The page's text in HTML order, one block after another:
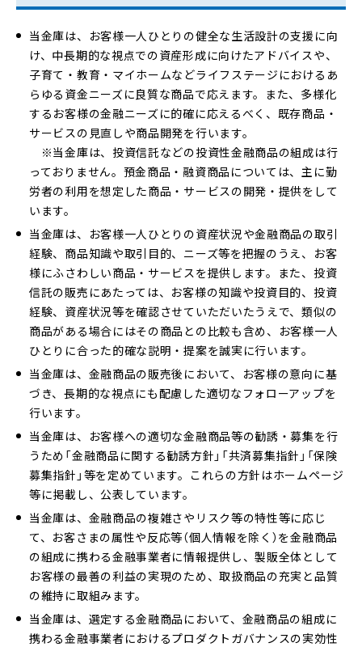
当金庫は、お客様一人ひとりの健全な生活設計の支援に向
け、中長期的な視点での資産形成に向けたアドバイスや、
子育て・教育・マイホームなどライフステージにおけるあ
らゆる資金ニーズに良質な商品で応えます。また、多様化
するお客様の金融ニーズに的確に応えるべく、既存商品・
サービスの見直しや商品開発を行います。
※当金庫は、投資信託などの投資性金融商品の組成は行
っておりません。預金商品・融資商品については、主に勤
労者の利用を想定した商品・サービスの開発・提供をして
います。
当金庫は、お客様一人ひとりの資産状況や金融商品の取引
経験、商品知識や取引目的、ニーズ等を把握のうえ、お客
様にふさわしい商品・サービスを提供します。また、投資
信託の販売にあたっては、お客様の知識や投資目的、投資
経験、資産状況等を確認させていただいたうえで、類似の
商品がある場合にはその商品との比較も含め、お客様一人
ひとりに合った的確な説明・提案を誠実に行います。
当金庫は、金融商品の販売後において、お客様の意向に基
づき、長期的な視点にも配慮した適切なフォローアップを
行います。
当金庫は、お客様への適切な金融商品等の勧誘・募集を行
うため「金融商品に関する勧誘方針」「共済募集指針」「保険
募集指針」等を定めています。これらの方針はホームページ
等に掲載し、公表しています。
当金庫は、金融商品の複雑さやリスク等の特性等に応じ
て、お客さまの属性や反応等（個人情報を除く）を金融商品
の組成に携わる金融事業者に情報提供し、製販全体として
お客様の最善の利益の実現のため、取扱商品の充実と品質
の維持に取組みます。
当金庫は、選定する金融商品において、金融商品の組成に
携わる金融事業者におけるプロダクトガバナンスの実効性